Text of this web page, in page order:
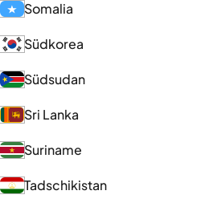
Somalia
Südkorea
Südsudan
Sri Lanka
Suriname
Tadschikistan